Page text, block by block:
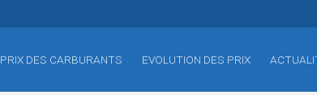
PRIX DES CARBURANTS EVOLUTION DES PRIX